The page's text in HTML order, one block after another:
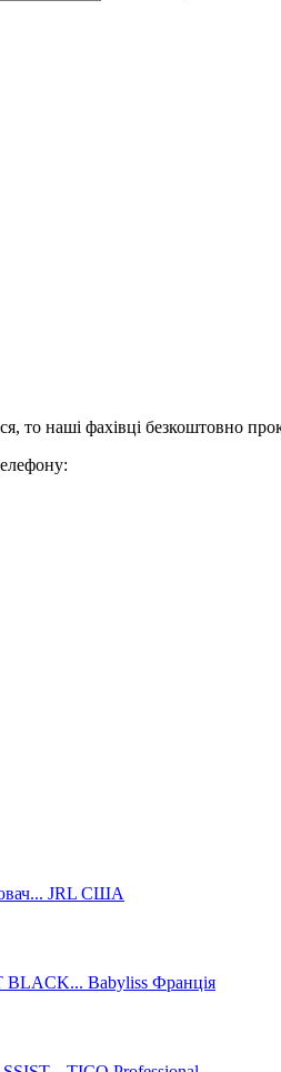
то наші фахівці безкоштовно
JRL США
Babyliss Франція